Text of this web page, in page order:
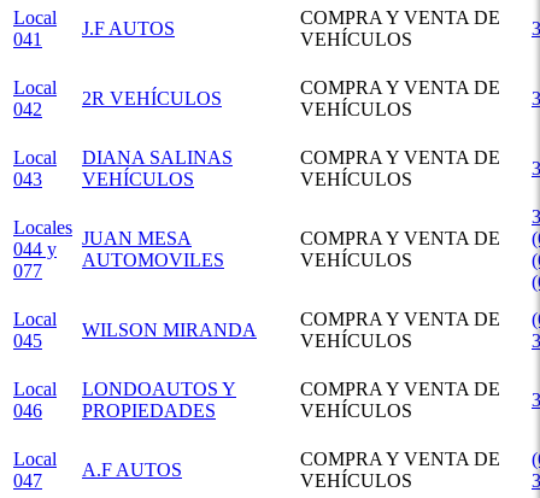
Local
041
J.F AUTOS
COMPRA Y VENTA DE
VEHÍCULOS
Local
042
2R VEHÍCULOS
COMPRA Y VENTA DE
VEHÍCULOS
Local
043
DIANA SALINAS
VEHÍCULOS
COMPRA Y VENTA DE
VEHÍCULOS
Locales
044 y
077
JUAN MESA
AUTOMOVILES
COMPRA Y VENTA DE
VEHÍCULOS
Local
045
WILSON MIRANDA
COMPRA Y VENTA DE
VEHÍCULOS
Local
046
LONDOAUTOS Y
PROPIEDADES
COMPRA Y VENTA DE
VEHÍCULOS
Local
047
A.F AUTOS
COMPRA Y VENTA DE
VEHÍCULOS